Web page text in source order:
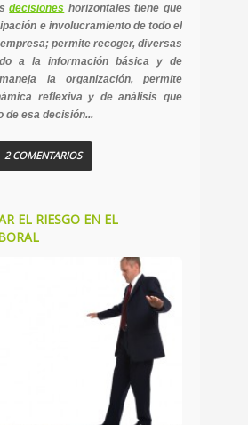
decisiones horizontales tiene que
e involucramiento de todo el
permite recoger, diversas
a la información básica y de
la organización, permite
reflexiva y de análisis que
de esa decisión...
2 COMENTARIOS
EL RIESGO EN EL